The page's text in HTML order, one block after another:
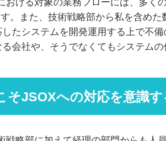
ける対象の業務フローには、多
。また、技術戦略部から私を含め
たシステムを開発運用する上で不
会社や、そうでなくてもシステム
そJSOXへの対応を意識す